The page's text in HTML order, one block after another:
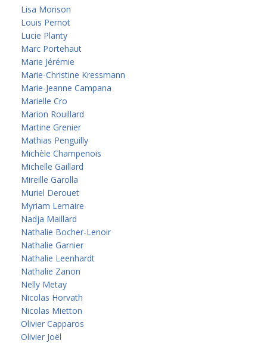
Lisa Morison
Louis Pernot
Lucie Planty
Marc Portehaut
Marie Jérémie
Marie-Christine Kressmann
Marie-Jeanne Campana
Marielle Cro
Marion Rouillard
Martine Grenier
Mathias Penguilly
Michèle Champenois
Michelle Gaillard
Mireille Garolla
Muriel Derouet
Myriam Lemaire
Nadja Maillard
Nathalie Bocher-Lenoir
Nathalie Garnier
Nathalie Leenhardt
Nathalie Zanon
Nelly Metay
Nicolas Horvath
Nicolas Mietton
Olivier Capparos
Olivier Joël